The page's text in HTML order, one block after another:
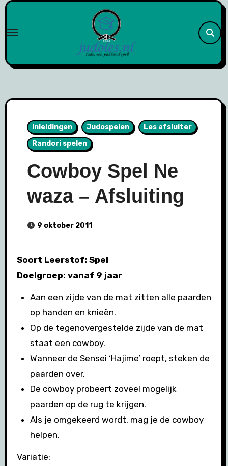
Naar
inhoud
Inleidingen Judospelen
Les afsluiter
Randori spelen
Cowboy Spel Ne
waza – Afsluiting
9 oktober 2011
Soort Leerstof: Spel
Doelgroep: vanaf 9 jaar
Aan een zijde van de mat zitten alle paarden
op handen en knieën.
Op de tegenovergestelde zijde van de mat
staat een cowboy.
Wanneer de Sensei ‘Hajime’ roept, steken de
paarden over.
De cowboy probeert zoveel mogelijk
paarden op de rug te krijgen.
Als je omgekeerd wordt, mag je de cowboy
helpen.
Variatie: